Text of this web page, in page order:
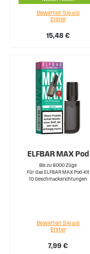
15,48 €
Bewerten Sie als
Erster
ELFBAR MAX Pod
Bis zu 6000 Züge
Für das ELFBAR MAX Pod-Kit
10 Geschmacksrichtungen
7,99 €
Bewerten Sie als
Erster